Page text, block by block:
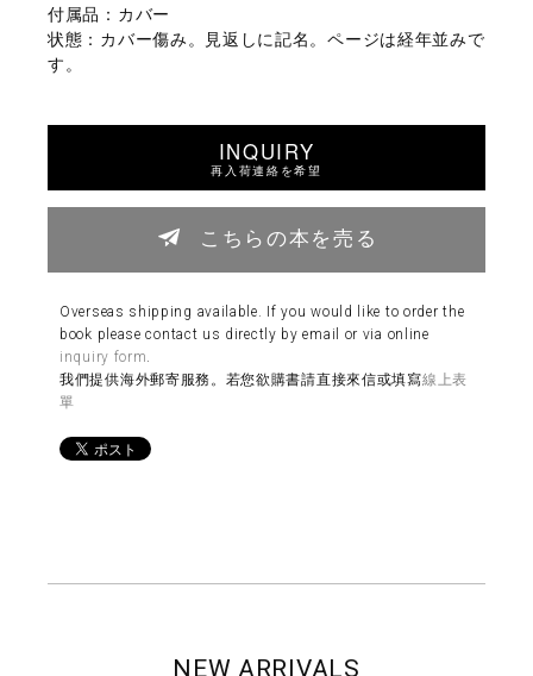
付属品：カバー
状態：カバー傷み。見返しに記名。ページは経年並みで
す。
INQUIRY
再入荷連絡を希望
こちらの本を売る
Overseas shipping available. If you would like to order the
book please contact us directly by email or via online
inquiry form
我們提供海外郵寄服務。若您欲購書請直接來信或填寫線上表
單
NEW ARRIVALS